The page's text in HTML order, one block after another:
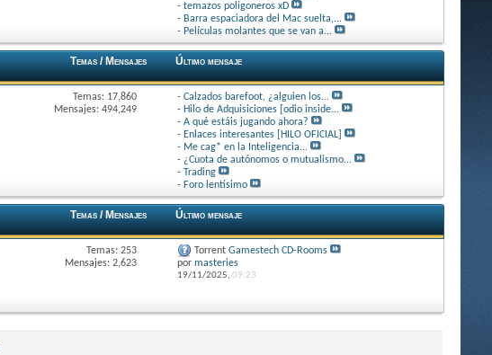
- temazos poligoneros xD
- Barra espaciadora del Mac suelta,...
- Películas molantes que se van a...
Temas / Mensajes Último mensaje
Temas: 17,860
Mensajes: 494,249
- Calzados barefoot, ¿alguien los...
- Hilo de Adquisiciones [odio inside...
- A qué estáis jugando ahora?
- Enlaces interesantes [HILO OFICIAL]
- Me cag* en la Inteligencia...
- ¿Cuota de autónomos o mutualismo...
- Trading
- Foro lentísimo
Temas / Mensajes Último mensaje
Temas: 253
Mensajes: 2,623
Torrent Gamestech CD-Rooms
por masteries
19/11/2025, 09:23